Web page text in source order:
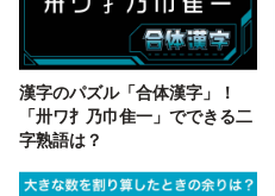
漢字のパズル「合体漢字」！
「卅ワ扌乃巾隹一」でできる二
字熟語は？